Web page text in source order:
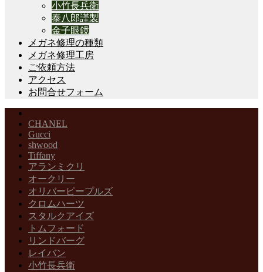
小竹長兵衛
泰八郎謹製
金子眼鏡
メガネ修理の種類
メガネ修理工房
ご依頼方法
アクセス
お問合せフォーム
CHANEL
Gucci
shwood
Tiffany
アランミクリ
オークリー
オリバーピープルズ
クロムハーツ
スタルクアイズ
トムフォード
リンドバーグ
レイバン
小竹長兵衛